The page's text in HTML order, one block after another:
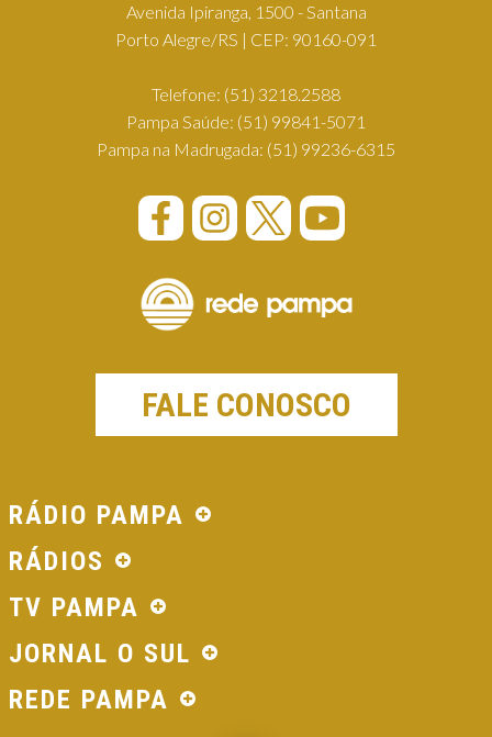
Avenida Ipiranga, 1500 - Santana
Porto Alegre/RS | CEP: 90160-091
Telefone: (51) 3218.2588
Pampa Saúde: (51) 99841-5071
Pampa na Madrugada: (51) 99236-6315
FALE CONOSCO
RÁDIO PAMPA
RÁDIOS
TV PAMPA
JORNAL O SUL
REDE PAMPA